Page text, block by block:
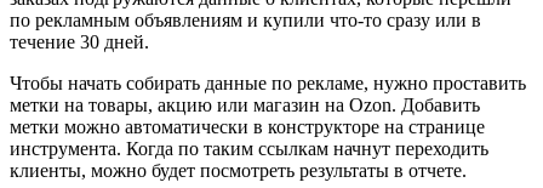
по рекламным объявлениям и купили что-то сразу или в
течение 30 дней.
Чтобы начать собирать данные по рекламе, нужно проставить
метки на товары, акцию или магазин на Ozon. Добавить
метки можно автоматически в конструкторе на странице
инструмента. Когда по таким ссылкам начнут переходить
клиенты, можно будет посмотреть результаты в отчете.